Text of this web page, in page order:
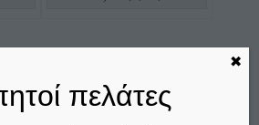
πελάτες
✖